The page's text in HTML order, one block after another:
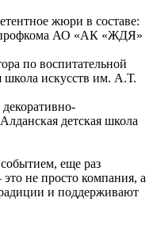
жюри в составе:
профкома АО «АК «ЖДЯ»
по воспитательной
искусств им. А.Т.
детская школа
еще раз
не просто компания, а
и поддерживают